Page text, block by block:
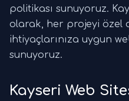
politikası sunuyoruz.
olarak, her projeyi özel
ihtiyaçlarınıza uygun
sunuyoruz.
Kayseri Web